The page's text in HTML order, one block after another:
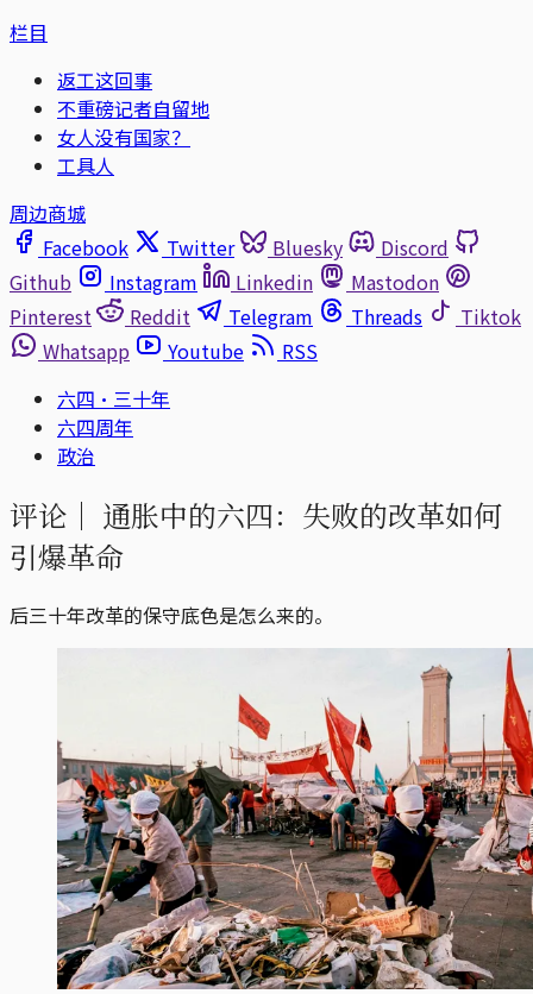
栏目
返工这回事
不重磅记者自留地
女人没有国家？
工具人
周边商城
Facebook
Twitter Bluesky
Discord
Github
Instagram Linkedin
Mastodon
Pinterest
Reddit Telegram Threads
Tiktok
Whatsapp
Youtube
RSS
六四·三十年
六四周年
政治
评论｜ 通胀中的六四：失败的改革如何
引爆革命
后三十年改革的保守底色是怎么来的。